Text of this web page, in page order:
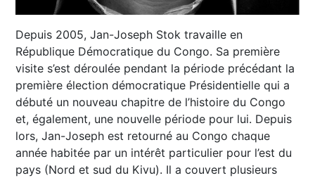
Depuis 2005, Jan-Joseph Stok travaille en
République Démocratique du Congo. Sa première
visite s’est déroulée pendant la période précédant la
première élection démocratique Présidentielle qui a
débuté un nouveau chapitre de l’histoire du Congo
et, également, une nouvelle période pour lui. Depuis
lors, Jan-Joseph est retourné au Congo chaque
année habitée par un intérêt particulier pour l’est du
pays (Nord et sud du Kivu). Il a couvert plusieurs